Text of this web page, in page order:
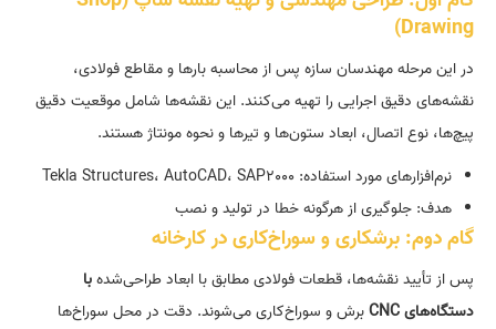
Drawing)
در این مرحله مهندسان سازه پس از محاسبه بار‌ها و مقاطع فولادی،
نقشه‌های دقیق اجرایی را تهیه می‌کنند. این نقشه‌ها شامل موقعیت دقیق
پیچ‌ها، نوع اتصال، ابعاد ستون‌ها و تیر‌ها و نحوه مونتاژ هستند.
نرم‌افزار‌های مورد استفاده: Tekla Structures، AutoCAD، SAP2000
هدف: جلوگیری از هرگونه خطا در تولید و نصب
گام دوم: برشکاری و سوراخ‌کاری در کارخانه
پس از تأیید نقشه‌ها، قطعات فولادی مطابق با ابعاد طراحی‌شدهبا
دستگاه‌هایCNCبرش و سوراخ‌کاری می‌شوند. دقت در محل سوراخ‌ها